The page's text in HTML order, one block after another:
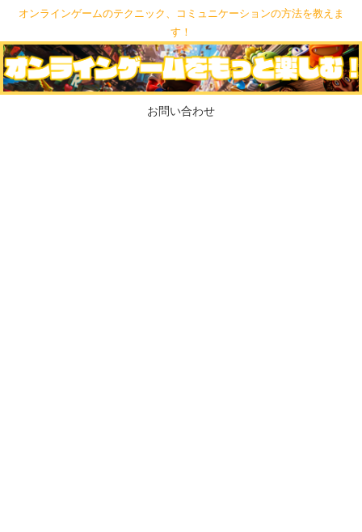
オンラインゲームのテクニック、コミュニケーションの方法を教えま
す！
お問い合わせ